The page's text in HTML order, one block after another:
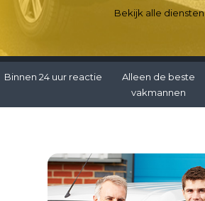
Bekijk alle diensten
Binnen 24 uur reactie
Alleen de beste
vakmannen